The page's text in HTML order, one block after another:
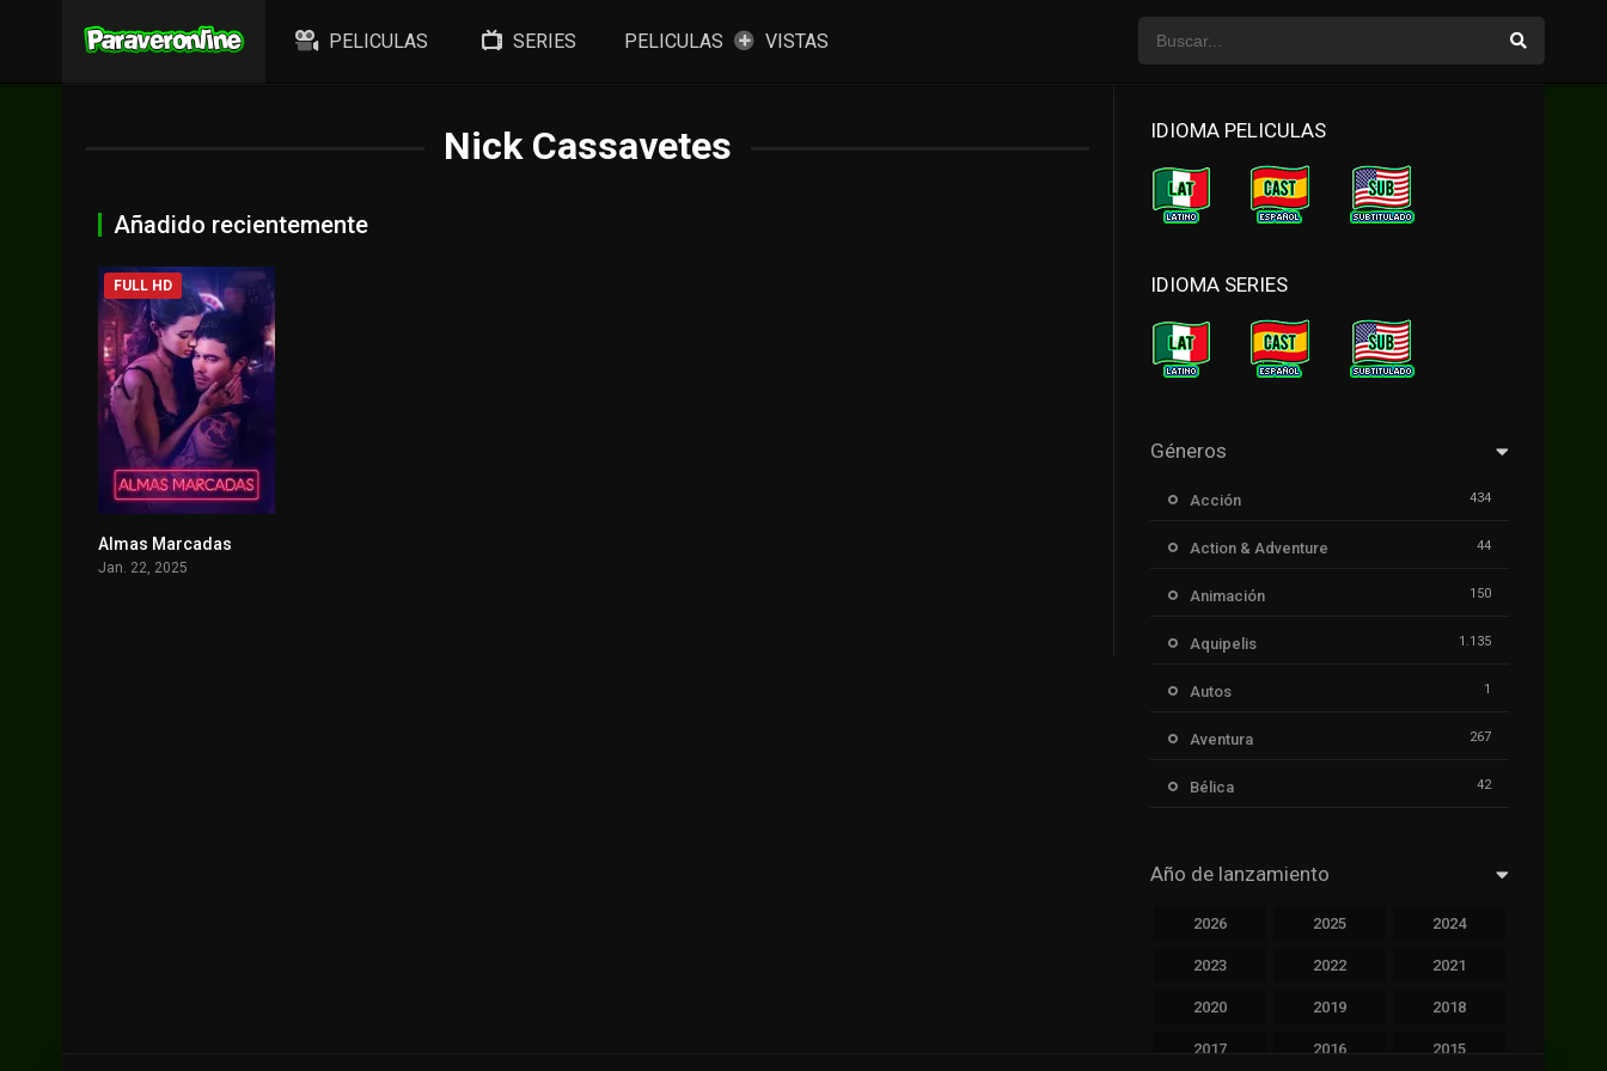
PELICULAS SERIES PELICULAS VISTAS
Nick Cassavetes
Añadido recientemente
FULL HD
Almas Marcadas
Jan. 22, 2025
IDIOMA PELICULAS
IDIOMA SERIES
Géneros
Acción 434
Action & Adventure 44
Animación 150
Aquipelis 1.135
Autos 1
Aventura 267
Bélica 42
Cinecalidad
Cinetux 1.139
Año de lanzamiento
2026 2025 2024
2023 2022 2021
2020 2019 2018
2017 2016 2015